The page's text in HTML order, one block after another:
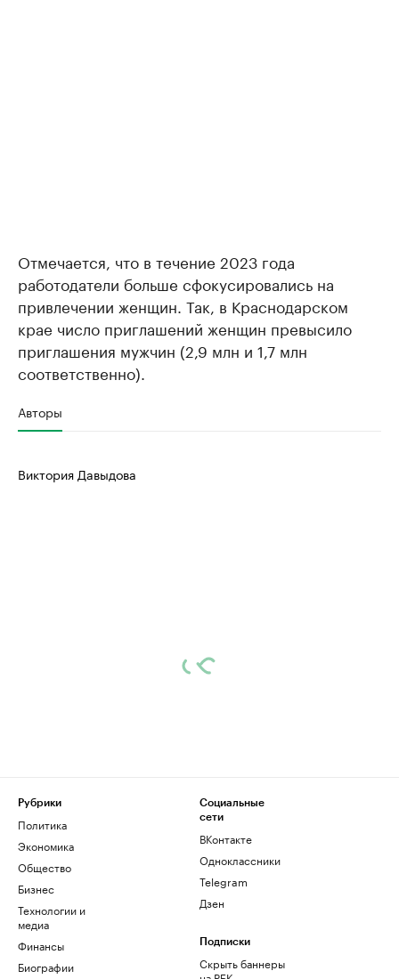
Отмечается, что в течение 2023 года
работодатели больше сфокусировались на
привлечении женщин. Так, в Краснодарском
крае число приглашений женщин превысило
приглашения мужчин (2,9 млн и 1,7 млн
соответственно).
Авторы
Виктория Давыдова
Рубрики
Политика
Экономика
Общество
Бизнес
Технологии и
медиа
Финансы
Биографии
Социальные
сети
ВКонтакте
Одноклассники
Telegram
Дзен
Подписки
Скрыть баннеры